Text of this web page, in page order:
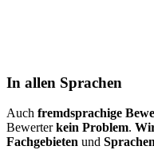
In allen Sprachen
Auch fremdsprachige
Bewerterkein Problem.
Fachgebieten und Sprachen